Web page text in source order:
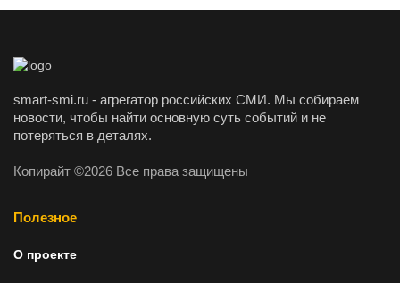
smart-smi.ru - агрегатор российских СМИ. Мы собираем
новости, чтобы найти основную суть событий и не
потеряться в деталях.
Копирайт ©2026 Все права защищены
Полезное
О проекте